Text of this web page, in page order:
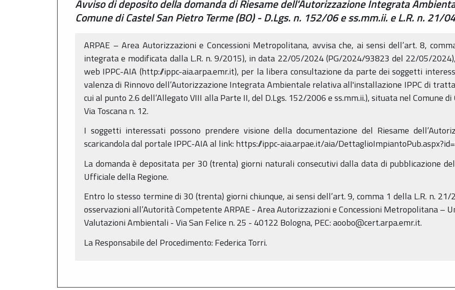
Avviso di deposito della domanda di Riesame dell'Autorizzazione Integrata
Comune di Castel San Pietro Terme (BO) - D.Lgs. n. 152/06 e ss.mm.ii. e L.R. n. 21/
ARPAE – Area Autorizzazioni e Concessioni Metropolitana, avvisa che, ai sensi dell’art. 8,
integrata e modificata dalla L.R. n. 9/2015), in data 22/05/2024 (PG/2024/93823 del 22/05/
web IPPC-AIA (http://ippc-aia.arpa.emr.it), per la libera consultazione da parte dei soggetti
valenza di Rinnovo dell’Autorizzazione Integrata Ambientale relativa all'installazione IPPC di
cui al punto 2.6 dell’Allegato VIII alla Parte II, del D.Lgs. 152/2006 e ss.mm.ii.), situata nel Comune
Via Toscana n. 12.
I soggetti interessati possono prendere visione della documentazione del Riesame
scaricandola dal portale IPPC-AIA al link: https://ippc-aia.arpae.it/aia/
La domanda è depositata per 30 (trenta) giorni naturali consecutivi dalla data di pubblicazione
Ufficiale della Regione.
Entro lo stesso termine di 30 (trenta) giorni chiunque, ai sensi dell’art. 9, comma 1 della L.R. n.
osservazioni all’Autorità Competente ARPAE - Area Autorizzazioni e Concessioni Metropolitana –
Valutazioni Ambientali - Via San Felice n. 25 - 40122 Bologna, PEC: aoobo@cert.arpa.emr.it.
La Responsabile del Procedimento: Federica Torri.